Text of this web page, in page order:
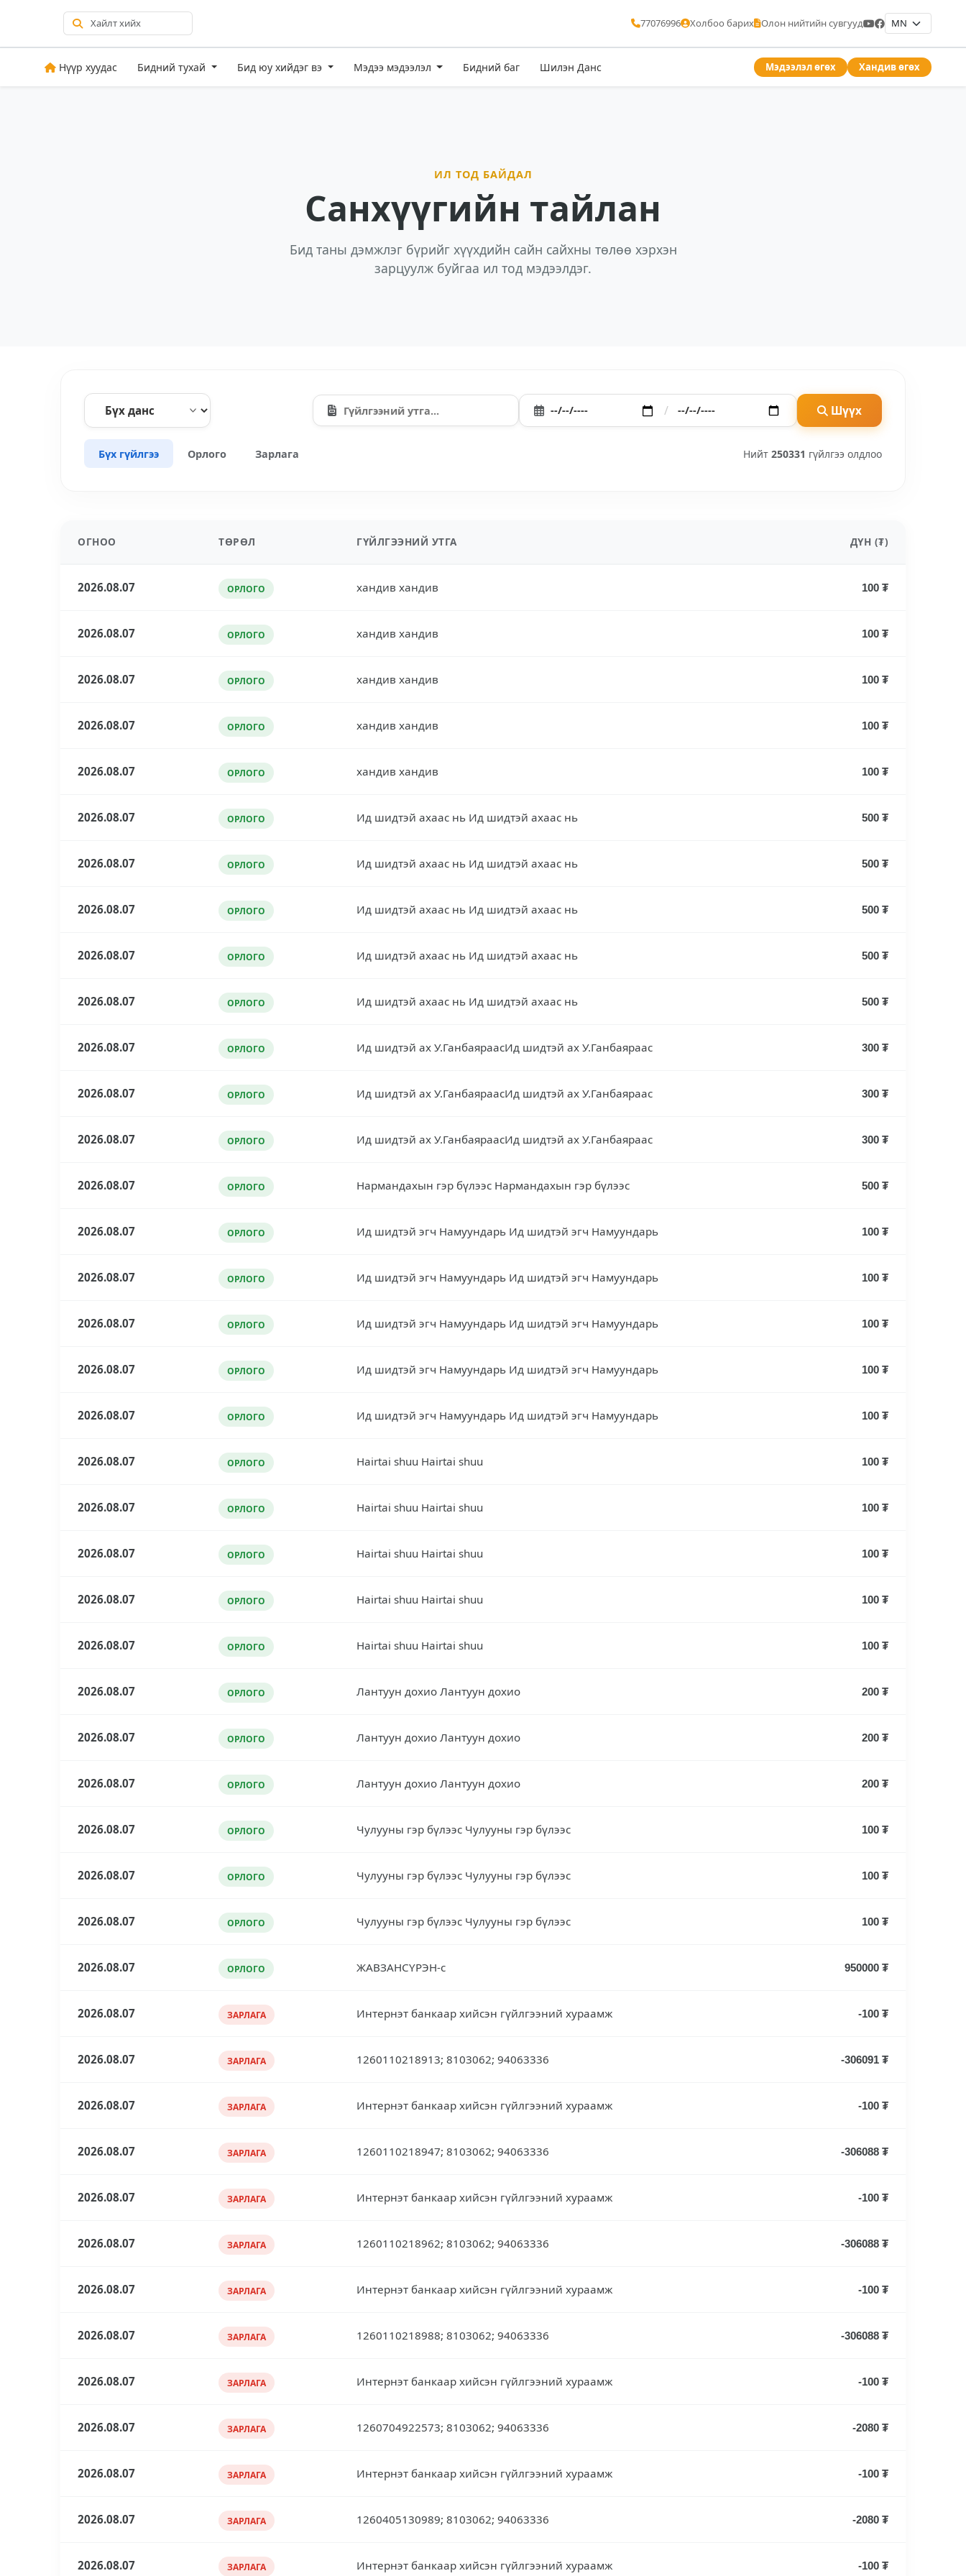
77076996 Холбоо барих Олон нийтийн сувгууд
Нүүр хуудас Бидний тухай Бид юу хийдэг вэ Мэдээ мэдээлэл Бидний баг Шилэн Данс Мэдээлэл өгөх Хандив өгөх
ИЛ ТОД БАЙДАЛ
Санхүүгийн тайлан
Бид таны дэмжлэг бүрийг хүүхдийн сайн сайхны төлөө хэрхэн
зарцуулж буйгаа ил тод мэдээлдэг.
/ Шүүх
Бүх гүйлгээ Орлого Зарлага Нийт 250331 гүйлгээ олдлоо
ОГНОО ТӨРӨЛ ГҮЙЛГЭЭНИЙ УТГА ДҮН (₮)
2026.08.07 ОРЛОГО хандив хандив 100 ₮
2026.08.07 ОРЛОГО хандив хандив 100 ₮
2026.08.07 ОРЛОГО хандив хандив 100 ₮
2026.08.07 ОРЛОГО хандив хандив 100 ₮
2026.08.07 ОРЛОГО хандив хандив 100 ₮
2026.08.07 ОРЛОГО Ид шидтэй ахаас нь Ид шидтэй ахаас нь 500 ₮
2026.08.07 ОРЛОГО Ид шидтэй ахаас нь Ид шидтэй ахаас нь 500 ₮
2026.08.07 ОРЛОГО Ид шидтэй ахаас нь Ид шидтэй ахаас нь 500 ₮
2026.08.07 ОРЛОГО Ид шидтэй ахаас нь Ид шидтэй ахаас нь 500 ₮
2026.08.07 ОРЛОГО Ид шидтэй ахаас нь Ид шидтэй ахаас нь 500 ₮
2026.08.07 ОРЛОГО Ид шидтэй ах У.ГанбаяраасИд шидтэй ах У.Ганбаяраас 300 ₮
2026.08.07 ОРЛОГО Ид шидтэй ах У.ГанбаяраасИд шидтэй ах У.Ганбаяраас 300 ₮
2026.08.07 ОРЛОГО Ид шидтэй ах У.ГанбаяраасИд шидтэй ах У.Ганбаяраас 300 ₮
2026.08.07 ОРЛОГО Нармандахын гэр бүлээс Нармандахын гэр бүлээс 500 ₮
2026.08.07 ОРЛОГО Ид шидтэй эгч Намуундарь Ид шидтэй эгч Намуундарь 100 ₮
2026.08.07 ОРЛОГО Ид шидтэй эгч Намуундарь Ид шидтэй эгч Намуундарь 100 ₮
2026.08.07 ОРЛОГО Ид шидтэй эгч Намуундарь Ид шидтэй эгч Намуундарь 100 ₮
2026.08.07 ОРЛОГО Ид шидтэй эгч Намуундарь Ид шидтэй эгч Намуундарь 100 ₮
2026.08.07 ОРЛОГО Ид шидтэй эгч Намуундарь Ид шидтэй эгч Намуундарь 100 ₮
2026.08.07 ОРЛОГО Hairtai shuu Hairtai shuu 100 ₮
2026.08.07 ОРЛОГО Hairtai shuu Hairtai shuu 100 ₮
2026.08.07 ОРЛОГО Hairtai shuu Hairtai shuu 100 ₮
2026.08.07 ОРЛОГО Hairtai shuu Hairtai shuu 100 ₮
2026.08.07 ОРЛОГО Hairtai shuu Hairtai shuu 100 ₮
2026.08.07 ОРЛОГО Лантуун дохио Лантуун дохио 200 ₮
2026.08.07 ОРЛОГО Лантуун дохио Лантуун дохио 200 ₮
2026.08.07 ОРЛОГО Лантуун дохио Лантуун дохио 200 ₮
2026.08.07 ОРЛОГО Чулууны гэр бүлээс Чулууны гэр бүлээс 100 ₮
2026.08.07 ОРЛОГО Чулууны гэр бүлээс Чулууны гэр бүлээс 100 ₮
2026.08.07 ОРЛОГО Чулууны гэр бүлээс Чулууны гэр бүлээс 100 ₮
2026.08.07 ОРЛОГО ЖАВЗАНСҮРЭН-с 950000 ₮
2026.08.07 ЗАРЛАГА Интернэт банкаар хийсэн гүйлгээний хураамж -100 ₮
2026.08.07 ЗАРЛАГА 1260110218913; 8103062; 94063336 -306091 ₮
2026.08.07 ЗАРЛАГА Интернэт банкаар хийсэн гүйлгээний хураамж -100 ₮
2026.08.07 ЗАРЛАГА 1260110218947; 8103062; 94063336 -306088 ₮
2026.08.07 ЗАРЛАГА Интернэт банкаар хийсэн гүйлгээний хураамж -100 ₮
2026.08.07 ЗАРЛАГА 1260110218962; 8103062; 94063336 -306088 ₮
2026.08.07 ЗАРЛАГА Интернэт банкаар хийсэн гүйлгээний хураамж -100 ₮
2026.08.07 ЗАРЛАГА 1260110218988; 8103062; 94063336 -306088 ₮
2026.08.07 ЗАРЛАГА Интернэт банкаар хийсэн гүйлгээний хураамж -100 ₮
2026.08.07 ЗАРЛАГА 1260704922573; 8103062; 94063336 -2080 ₮
2026.08.07 ЗАРЛАГА Интернэт банкаар хийсэн гүйлгээний хураамж -100 ₮
2026.08.07 ЗАРЛАГА 1260405130989; 8103062; 94063336 -2080 ₮
2026.08.07 ЗАРЛАГА Интернэт банкаар хийсэн гүйлгээний хураамж -100 ₮